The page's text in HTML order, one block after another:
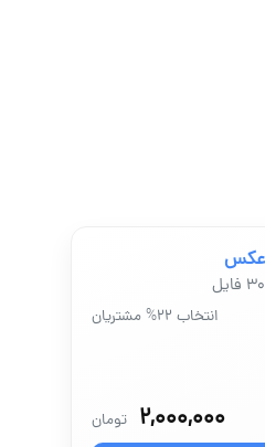
عکس
انتخاب ۲۲% مشتریان
۲,۰۰۰,۰۰۰ تومان